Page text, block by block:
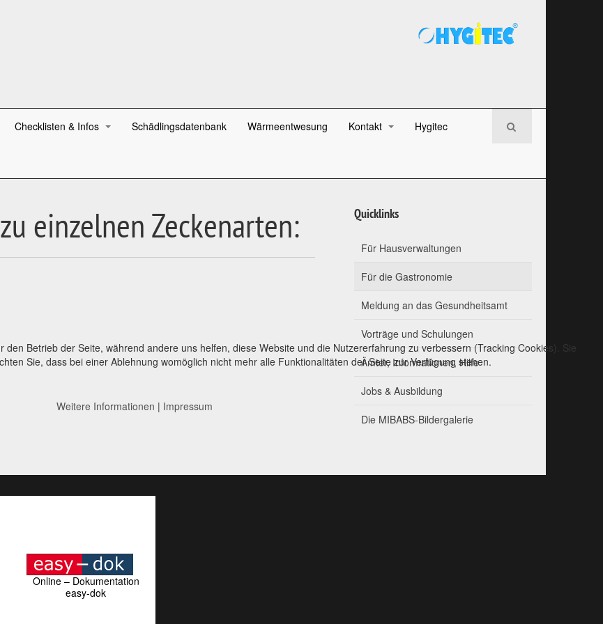
Checklisten & Infos Schädlingsdatenbank Wärmeentwesung Kontakt Hygitec
einzelnen Zeckenarten: Quicklinks
Für Hausverwaltungen
Für die Gastronomie
Meldung an das Gesundheitsamt
Vorträge und Schulungen
Ämter, Informationen, Hilfe
Jobs & Ausbildung
Die MIBABS-Bildergalerie
Online – Dokumentation
easy-dok
Betrieb der Seite, während andere uns helfen, diese Website und die Nutzererfahrung zu verbessern (Tracking Cookies). Sie
Sie, dass bei einer Ablehnung womöglich nicht mehr alle Funktionalitäten der Seite zur Verfügung stehen.
Weitere Informationen | Impressum